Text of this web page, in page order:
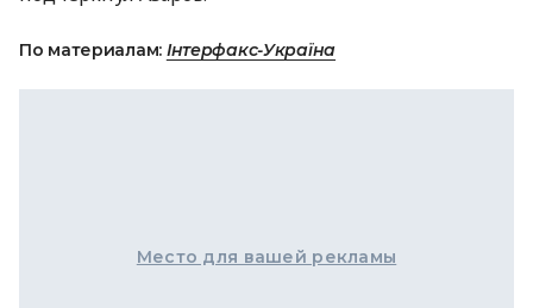
По материалам: Інтерфакс-Україна
Место для вашей рекламы